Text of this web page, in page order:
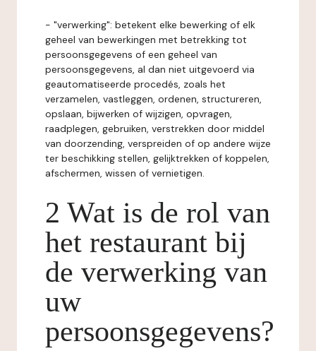
- "verwerking": betekent elke bewerking of elk
geheel van bewerkingen met betrekking tot
persoonsgegevens of een geheel van
persoonsgegevens, al dan niet uitgevoerd via
geautomatiseerde procedés, zoals het
verzamelen, vastleggen, ordenen, structureren,
opslaan, bijwerken of wijzigen, opvragen,
raadplegen, gebruiken, verstrekken door middel
van doorzending, verspreiden of op andere wijze
ter beschikking stellen, gelijktrekken of koppelen,
afschermen, wissen of vernietigen.
2 Wat is de rol van
het restaurant bij
de verwerking van
uw
persoonsgegevens?